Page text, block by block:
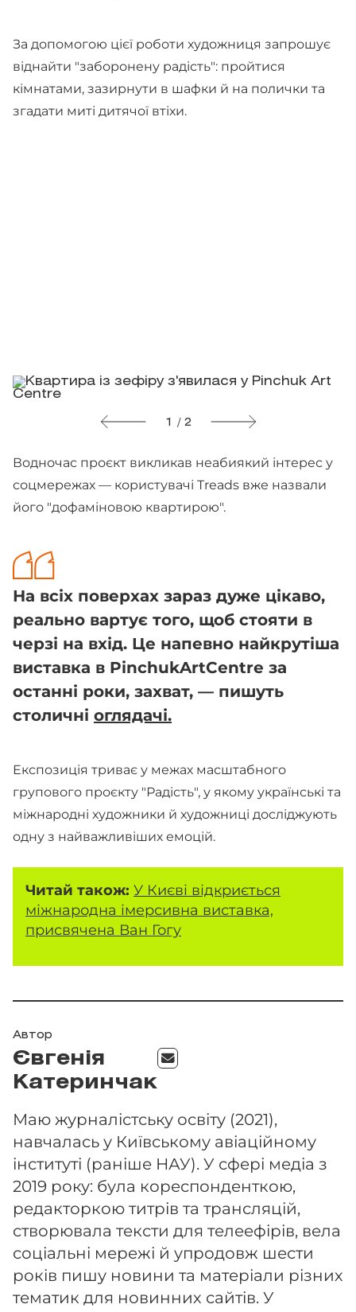
За допомогою цієї роботи художниця запрошує
віднайти "заборонену радість": пройтися
кімнатами, зазирнути в шафки й на полички та
згадати миті дитячої втіхи.
1 / 2
Водночас проєкт викликав неабиякий інтерес у
соцмережах — користувачі Treads вже назвали
його "дофаміновою квартирою".
На всіх поверхах зараз дуже цікаво,
реально вартує того, щоб стояти в
черзі на вхід. Це напевно найкрутіша
виставка в PinchukArtCentre за
останні роки, захват, — пишуть
столичні оглядачі.
Експозиція триває у межах масштабного
групового проєкту "Радість", у якому українські та
міжнародні художники й художниці досліджують
одну з найважливіших емоцій.
Читай також: У Києві відкриється
міжнародна імерсивна виставка,
присвячена Ван Гогу
Автор
Євгенія
Катеринчак
Маю журналістську освіту (2021),
навчалась у Київському авіаційному
інституті (раніше НАУ). У сфері медіа з
2019 року: була кореспонденткою,
редакторкою титрів та трансляцій,
створювала тексти для телеефірів, вела
соціальні мережі й упродовж шести
років пишу новини та матеріали різних
тематик для новинних сайтів. У